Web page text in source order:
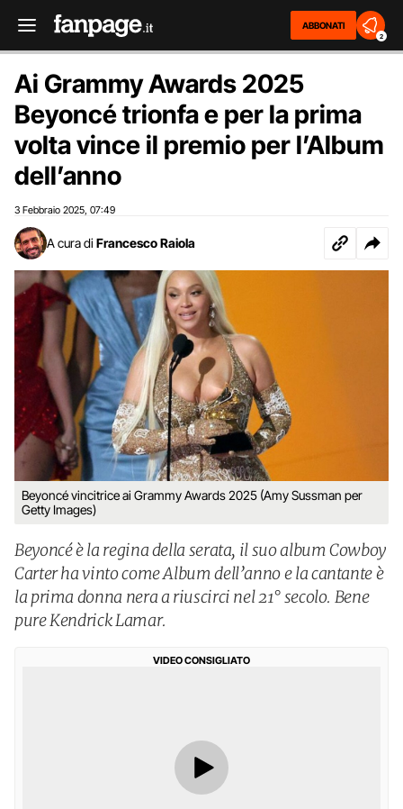
ABBONATI
2
Ai Grammy Awards 2025
Beyoncé trionfa e per la prima
volta vince il premio per l’Album
dell’anno
3 Febbraio 2025 07:49
A cura di Francesco Raiola
Beyoncé vincitrice ai Grammy Awards 2025 (Amy Sussman per
Getty Images)
Beyoncé è la regina della serata, il suo album Cowboy
Carter ha vinto come Album dell’anno e la cantante è
la prima donna nera a riuscirci nel 21° secolo. Bene
pure Kendrick Lamar.
VIDEO CONSIGLIATO